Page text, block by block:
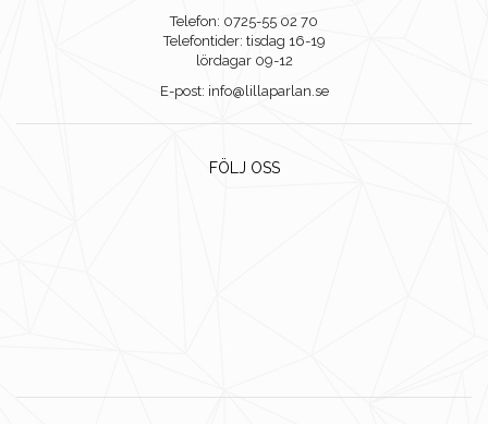
Telefon: 0725-55 02 70
Telefontider: tisdag 16-19
lördagar 09-12
E-post: info@lillaparlan.se
FÖLJ OSS